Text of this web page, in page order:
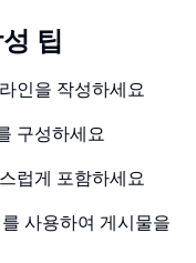
팁
인을 작성하세요
구성하세요
럽게 포함하세요
사용하여 게시물을